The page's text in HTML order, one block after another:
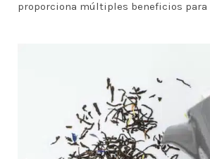
proporciona múltiples beneficios para